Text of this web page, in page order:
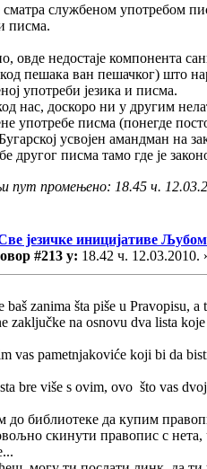
службеном употребом
писма.
овде недостаје компонента
пешака ван пешачког) што
употреби језика и писма.
нас, доскоро ни у другим
употребе писма (понегде
усвојен амандман на
другог писма тамо где је
пут промењено: 18.45 ч.
језичке иницијативе
#213 у: 18.42 ч. 12.03.2010.
baš zanima šta piše u Pravopisu,
zaključke na osnovu dva lista
vas pametnjakoviće koji bi da
bre više s ovim, ovo što vas
до библиотеке да купим
скинути правопис с